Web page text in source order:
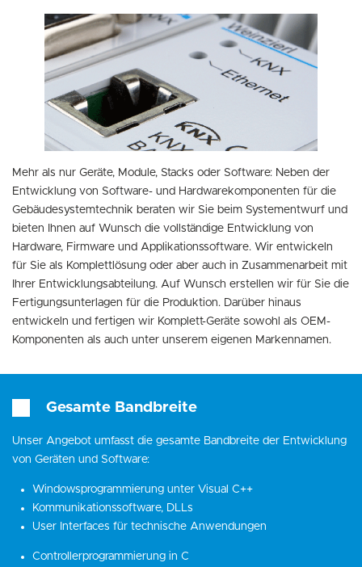
Mehr als nur Geräte, Module, Stacks oder Software: Neben der
Entwicklung von Software- und Hardwarekomponenten für die
Gebäudesystemtechnik beraten wir Sie beim Systementwurf und
bieten Ihnen auf Wunsch die vollständige Entwicklung von
Hardware, Firmware und Applikationssoftware. Wir entwickeln
für Sie als Komplettlösung oder aber auch in Zusammenarbeit mit
Ihrer Entwicklungsabteilung. Auf Wunsch erstellen wir für Sie die
Fertigungsunterlagen für die Produktion. Darüber hinaus
entwickeln und fertigen wir Komplett-Geräte sowohl als OEM-
Komponenten als auch unter unserem eigenen Markennamen.
Gesamte Bandbreite
Unser Angebot umfasst die gesamte Bandbreite der Entwicklung
von Geräten und Software:
Windowsprogrammierung unter Visual C++
Kommunikationssoftware, DLLs
User Interfaces für technische Anwendungen
Controllerprogrammierung in C